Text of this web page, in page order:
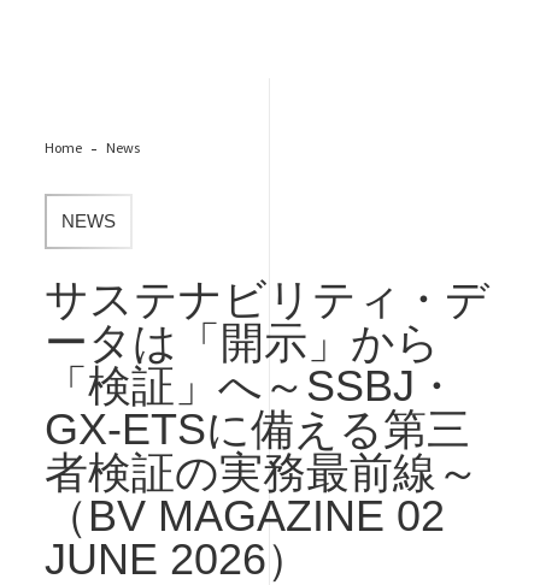
Home News
NEWS
サステナビリティ・デ
ータは「開示」から
「検証」へ～SSBJ・
GX-ETSに備える第三
者検証の実務最前線～
（BV MAGAZINE 02
JUNE 2026）